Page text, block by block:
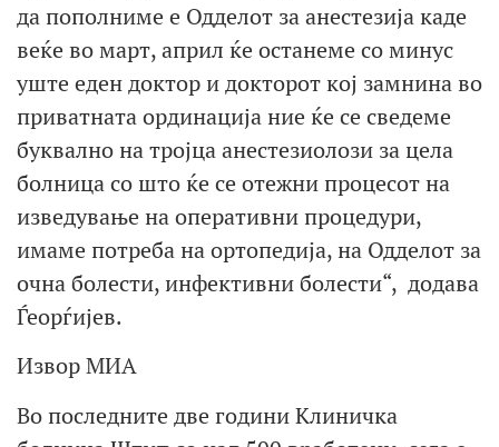
да пополниме е Одделот за анестезија каде
веќе во март, април ќе останеме со минус
уште еден доктор и докторот кој замнина во
приватната ординација ние ќе се сведеме
буквално на тројца анестезиолози за цела
болница со што ќе се отежни процесот на
изведување на оперативни процедури,
имаме потреба на ортопедија, на Одделот за
очна болести, инфективни болести“, додава
Ѓеорѓијев.
Извор МИА
Во последните две години Клиничка